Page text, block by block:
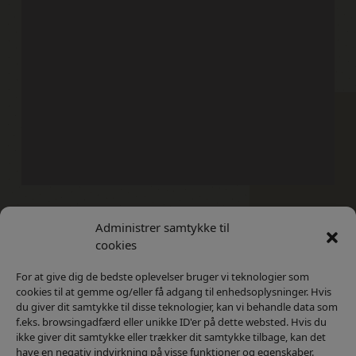
Administrer samtykke til
cookies
For at give dig de bedste oplevelser bruger vi teknologier som
cookies til at gemme og/eller få adgang til enhedsoplysninger. Hvis
du giver dit samtykke til disse teknologier, kan vi behandle data som
f.eks. browsingadfærd eller unikke ID'er på dette websted. Hvis du
ikke giver dit samtykke eller trækker dit samtykke tilbage, kan det
have en negativ indvirkning på visse funktioner og egenskaber.
Kontakt